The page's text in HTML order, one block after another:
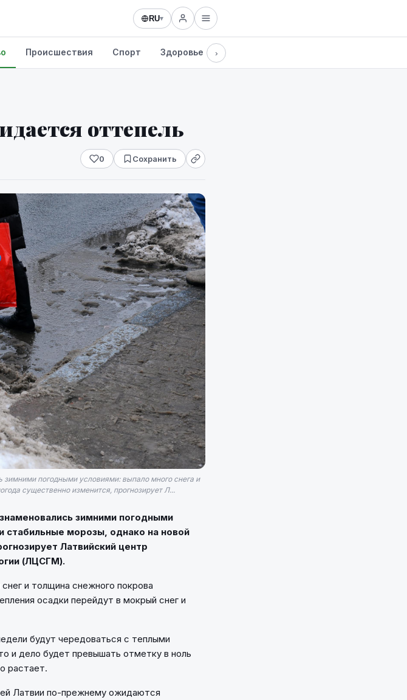
RU▾
Происшествия Спорт Здоровье Культура
›
оттепель
0 Сохранить
погодными условиями: выпало много снега и
существенно изменится, прогнозирует Л...
зимними погодными
стабильные морозы, однако на новой
Латвийский центр
(ЛЦСГМ).
и толщина снежного покрова
осадки перейдут в мокрый снег и
будут чередоваться с теплыми
и дело будет превышать отметку в ноль
растает.
Латвии по-прежнему ожидаются